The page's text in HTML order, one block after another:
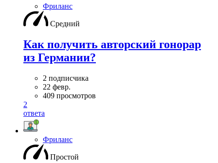
Фриланс
Средний
Как получить авторский гонорар
из Германии?
2 подписчика
22 февр.
409 просмотров
2
ответа
Фриланс
Простой